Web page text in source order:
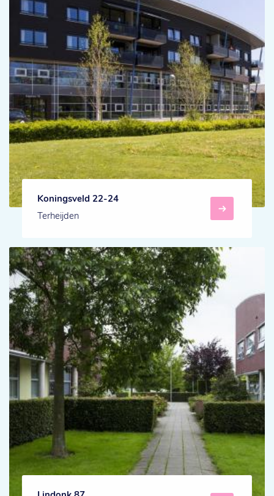
Koningsveld 22-24
Terheijden